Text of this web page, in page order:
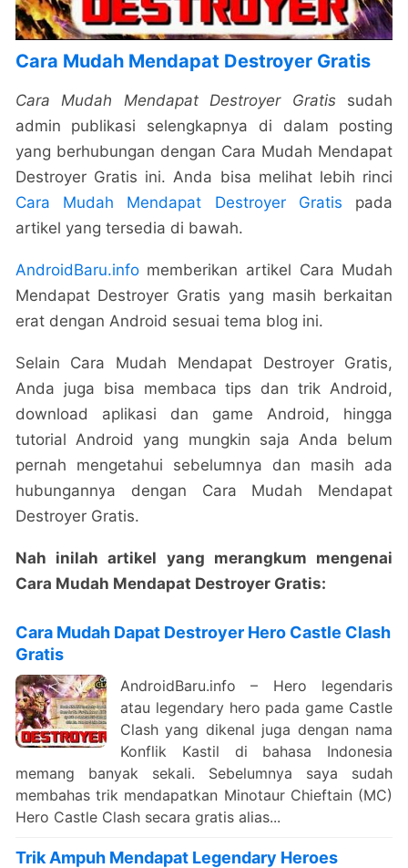
Cara Mudah Mendapat Destroyer Gratis
Cara Mudah Mendapat Destroyer Gratissudah
admin publikasi selengkapnya di dalam posting
yang berhubungan dengan Cara Mudah Mendapat
Destroyer Gratis ini. Anda bisa melihat lebih rinci
Cara Mudah Mendapat Destroyer Gratis pada
artikel yang tersedia di bawah.
AndroidBaru.infomemberikan artikel Cara Mudah
Mendapat Destroyer Gratis yang masih berkaitan
erat dengan Android sesuai tema blog ini.
Selain Cara Mudah Mendapat Destroyer Gratis,
Anda juga bisa membaca tips dan trik Android,
download aplikasi dan game Android, hingga
tutorial Android yang mungkin saja Anda belum
pernah mengetahui sebelumnya dan masih ada
hubungannya dengan Cara Mudah Mendapat
Destroyer Gratis.
Nah inilah artikel yang merangkum mengenai
Cara Mudah Mendapat Destroyer Gratis:
Cara Mudah Dapat Destroyer Hero Castle Clash
Gratis
AndroidBaru.info – Hero legendaris
atau legendary hero pada game Castle
Clash yang dikenal juga dengan nama
Konflik Kastil di bahasa Indonesia
memang banyak sekali. Sebelumnya saya sudah
membahas trik mendapatkan Minotaur Chieftain (MC)
Hero Castle Clash secara gratis alias...
Trik Ampuh Mendapat Legendary Heroes